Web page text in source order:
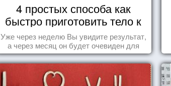
4 простых способа как
быстро приготовить тело к
морю
Уже через неделю Вы увидите результат,
а через месяц он будет очевиден для
всех!